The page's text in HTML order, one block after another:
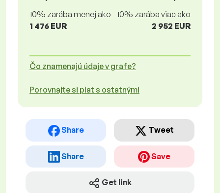
10% zarába menej ako
1 476 EUR
10% zarába viac ako
2 952 EUR
Čo znamenajú údaje v grafe?
Porovnajte si plat s ostatnými
Share Tweet
Share Save
Get link